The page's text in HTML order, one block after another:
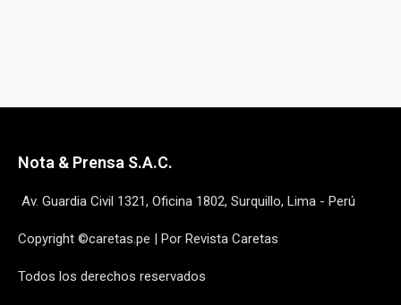
Nota & Prensa S.A.C.
Av. Guardia Civil 1321, Oficina 1802, Surquillo, Lima - Perú
Copyright ©caretas.pe | Por Revista Caretas
Todos los derechos reservados